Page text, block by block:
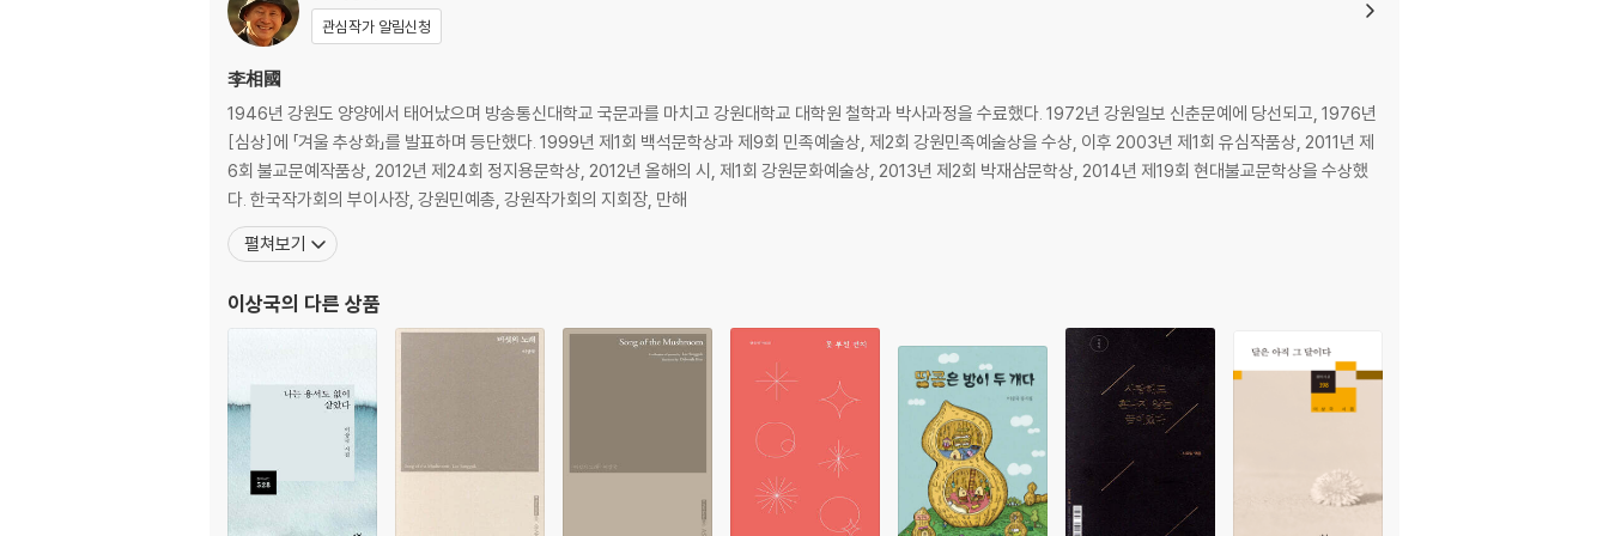
제2부
북천에 두고 온 가을
심심하니까
장맛비가 내리던 저녁
물치
7번 국도
아름다운 풍속은 쉽게 없어지지 않는다
그리운 강낭콩
망연(茫然)
다저녁때 내리는 눈
제3부
관심작가 알림신청
李相國
1946년 강원도 양양에서 태어났으며 방송통신대학교 국문과를 마치고 강원대학교 대학원 철학과 박사과정을 수료했다. 1972년 강원일보 신춘문예에 당선되고, 1976년
[심상]에 「겨울 추상화」를 발표하며 등단했다. 1999년 제1회 백석문학상과 제9회 민족예술상, 제2회 강원민족예술상을 수상, 이후 2003년 제1회 유심작품상, 2011년 제
6회 불교문예작품상, 2012년 제24회 정지용문학상, 2012년 올해의 시, 제1회 강원문화예술상, 2013년 제2회 박재삼문학상, 2014년 제19회 현대불교문학상을 수상했
다. 한국작가회의 부이사장, 강원민예총, 강원작가회의 지회장, 만해
펼쳐보기
이상국의 다른 상품